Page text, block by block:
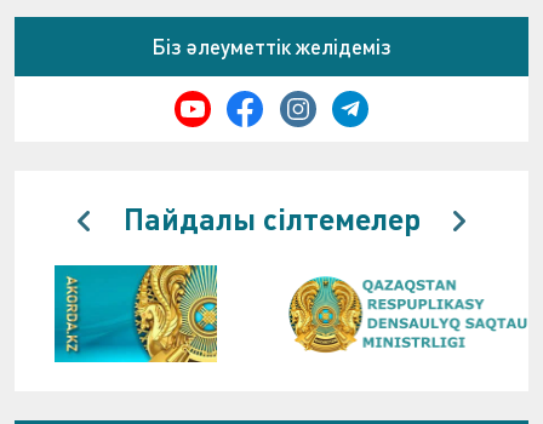
Біз әлеуметтік желідеміз
Пайдалы сілтемелер